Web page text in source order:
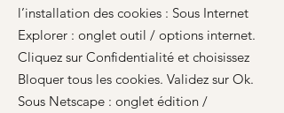
l’installation des cookies : Sous Internet
Explorer : onglet outil / options internet.
Cliquez sur Confidentialité et choisissez
Bloquer tous les cookies. Validez sur Ok.
Sous Netscape : onglet édition /